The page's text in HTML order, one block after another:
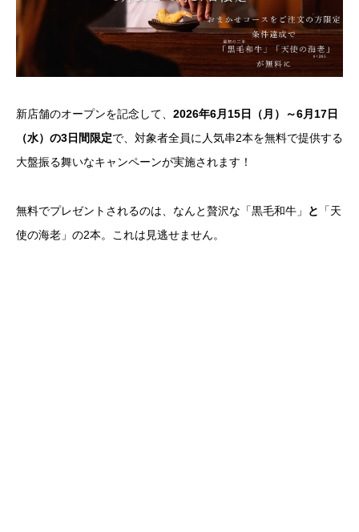
新店舗のオープンを記念して、 2026年6月15日（月）～6月17日
（水）の3日間限定で、対象者全員に人気串2本を無料で提供する
大盤振る舞いなキャンペーンが実施されます！
無料でプレゼントされるのは、なんと贅沢な「黒毛和牛」 と
「天
使の海老」の2本。これは見逃せません。